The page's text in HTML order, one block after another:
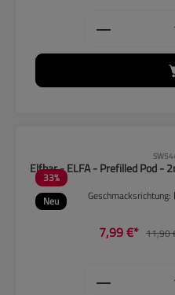
Produkt
33%
Neu
Elfbar - ELFA - Prefilled Pod -
Geschmacksrichtung:
7,99 €* 11,90
Produkt